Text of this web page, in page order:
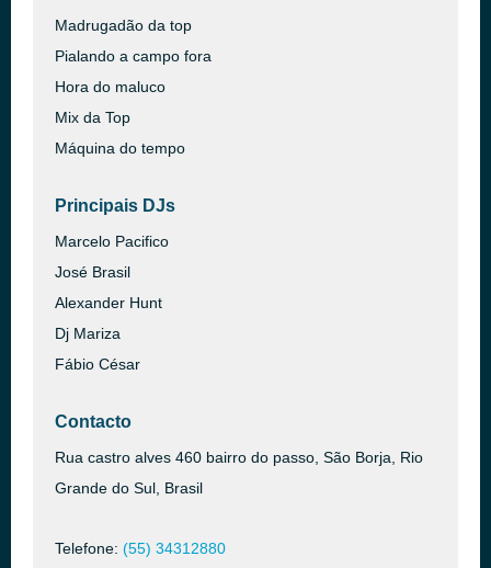
Madrugadão da top
Pialando a campo fora
Hora do maluco
Mix da Top
Máquina do tempo
Principais DJs
Marcelo Pacifico
José Brasil
Alexander Hunt
Dj Mariza
Fábio César
Contacto
Rua castro alves 460 bairro do passo, São Borja, Rio
Grande do Sul, Brasil
Telefone: (55) 34312880